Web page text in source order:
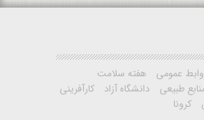
عمومی
هفته سلامت
طبیعی دانشگاه آزاد
کارآفرینی
کرونا